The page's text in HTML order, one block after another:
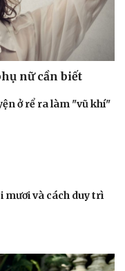
nữ cần biết
ở rể ra làm "vũ khí"
mươi và cách duy trì